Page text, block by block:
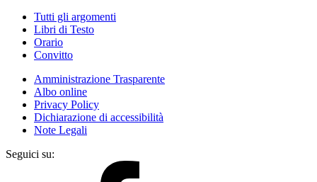
Tutti gli argomenti
Libri di Testo
Orario
Convitto
Amministrazione Trasparente
Albo online
Privacy Policy
Dichiarazione di accessibilità
Note Legali
Seguici su: